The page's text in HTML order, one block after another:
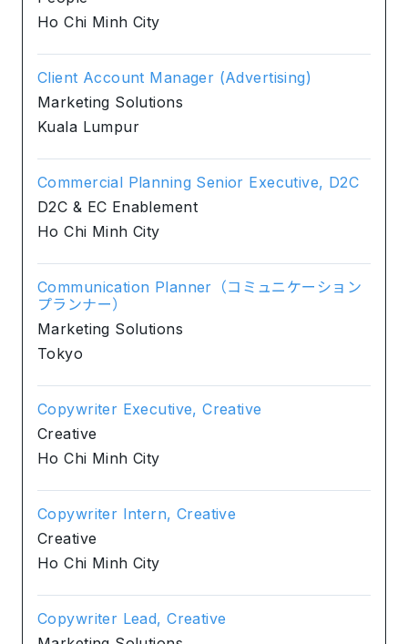
Ho Chi Minh City
Client Account Manager (Advertising)
Marketing Solutions
Kuala Lumpur
Commercial Planning Senior Executive, D2C
D2C & EC Enablement
Ho Chi Minh City
Communication Planner（コミュニケーション
プランナー）
Marketing Solutions
Tokyo
Copywriter Executive, Creative
Creative
Ho Chi Minh City
Copywriter Intern, Creative
Creative
Ho Chi Minh City
Copywriter Lead, Creative